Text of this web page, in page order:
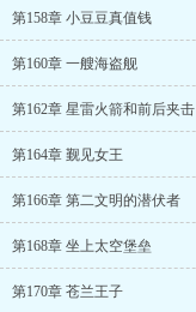
第158章 小豆豆真值钱
第160章 一艘海盗舰
第162章 星雷火箭和前后夹击
第164章 觐见女王
第166章 第二文明的潜伏者
第168章 坐上太空堡垒
第170章 苍兰王子